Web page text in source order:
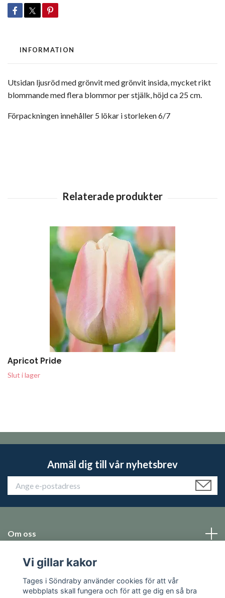
INFORMATION
Utsidan ljusröd med grönvit med grönvit insida, mycket rikt
blommande med flera blommor per stjälk, höjd ca 25 cm.
Förpackningen innehåller 5 lökar i storleken 6/7
Apricot Pride
Slut i lager
Anmäl dig till vår nyhetsbrev
Om oss
Emballage
Sociala medier
Vi gillar kakor
Tages i Söndraby använder cookies för att vår
webbplats skall fungera och för att ge dig en så bra